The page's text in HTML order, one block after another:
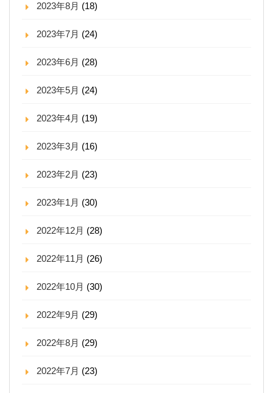
2023年8月 (18)
2023年7月 (24)
2023年6月 (28)
2023年5月 (24)
2023年4月 (19)
2023年3月 (16)
2023年2月 (23)
2023年1月 (30)
2022年12月 (28)
2022年11月 (26)
2022年10月 (30)
2022年9月 (29)
2022年8月 (29)
2022年7月 (23)